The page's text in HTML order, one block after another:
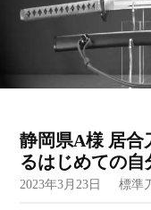
静岡県A様 居合
るはじめての自
2023年3月23日 標準